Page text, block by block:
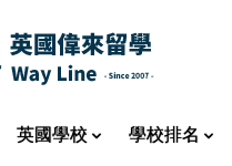
英國學校 學校排名